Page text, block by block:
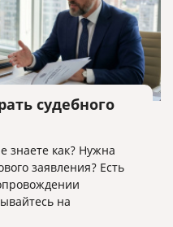
судебного
знаете как? Нужна
заявления? Есть
на